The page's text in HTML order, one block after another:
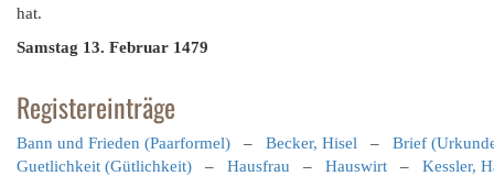
hat.
Samstag 13. Februar 1479
Registereinträge
Bann und Frieden (Paarformel) – Becker, Hisel – Brief
Guetlichkeit (Gütlichkeit) – Hausfrau – Hauswirt – Kessler,